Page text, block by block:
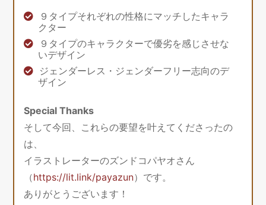
９タイプそれぞれの性格にマッチしたキャラ
クター
９タイプのキャラクターで優劣を感じさせな
いデザイン
ジェンダーレス・ジェンダーフリー志向のデ
ザイン
Special Thanks
そして今回、これらの要望を叶えてくださったの
は、
イラストレーターのズンドコパヤオさん
（https://lit.link/payazun）です。
ありがとうございます！